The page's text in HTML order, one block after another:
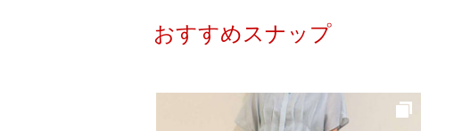
おすすめスナップ